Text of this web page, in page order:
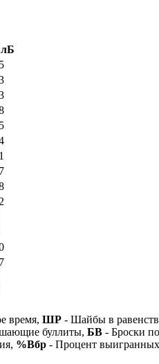
время, ШР - Шайбы в
буллиты, БВ - Броски
%Вбр - Процент